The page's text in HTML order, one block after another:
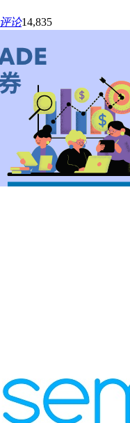
评论14,835